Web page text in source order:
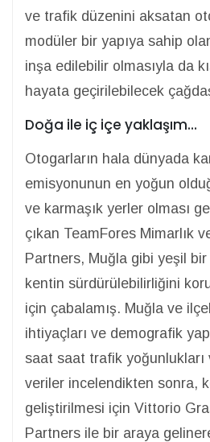
ve trafik düzenini aksatan
modüler bir yapıya sahip
inşa edilebilir olmasıyla da
hayata geçirilebilecek
Doğa ile iç içe yaklaşım…
Otogarların hala dünyada
emisyonunun en yoğun
ve karmaşık yerler olması
çıkan TeamFores Mimarlık
Partners, Muğla gibi yeşil
kentin sürdürülebilirliğini
için çabalamış. Muğla ve
ihtiyaçları ve demografik
saat saat trafik
veriler incelendikten sonra,
geliştirilmesi için Vittorio
Partners ile bir araya